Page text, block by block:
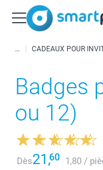
CADEAUX POUR
Badges
ou 12)
Dès21,60 1,80 /